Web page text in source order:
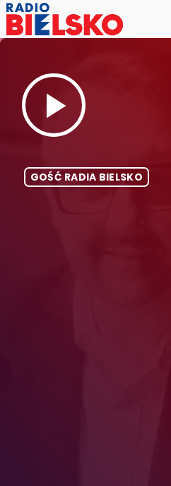
play_arrow
GOŚĆ RADIA BIELSKO